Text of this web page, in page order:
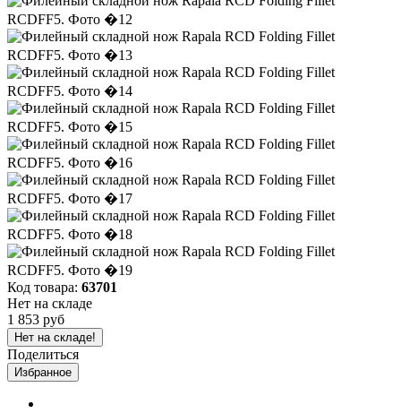
Код товара: 63701
Нет на складе
1 853 руб
Нет на складе!
Поделиться
Избранное